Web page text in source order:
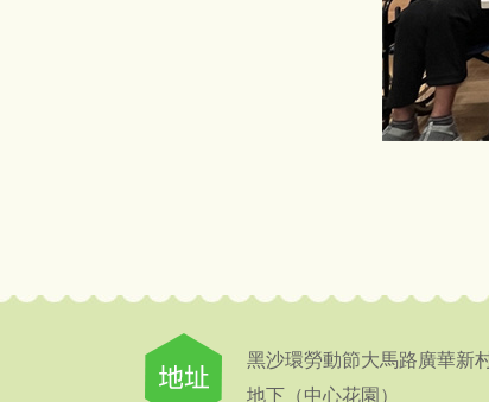
黑沙環勞動節大馬路廣華新
地下（中心花園）